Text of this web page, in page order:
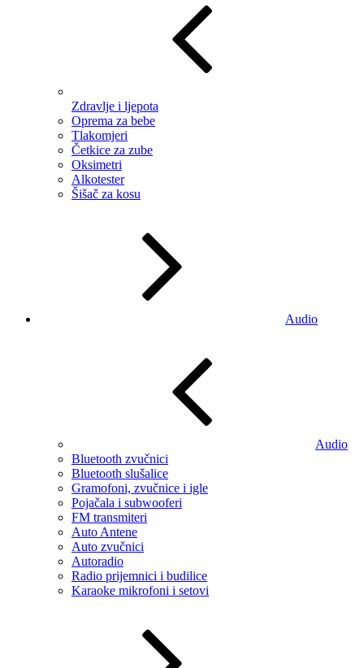
Zdravlje i ljepota
Oprema za bebe
Tlakomjeri
Četkice za zube
Oksimetri
Alkotester
Šišač za kosu
Audio
Audio
Bluetooth zvučnici
Bluetooth slušalice
Gramofoni, zvučnice i igle
Pojačala i subwooferi
FM transmiteri
Auto Antene
Auto zvučnici
Autoradio
Radio prijemnici i budilice
Karaoke mikrofoni i setovi